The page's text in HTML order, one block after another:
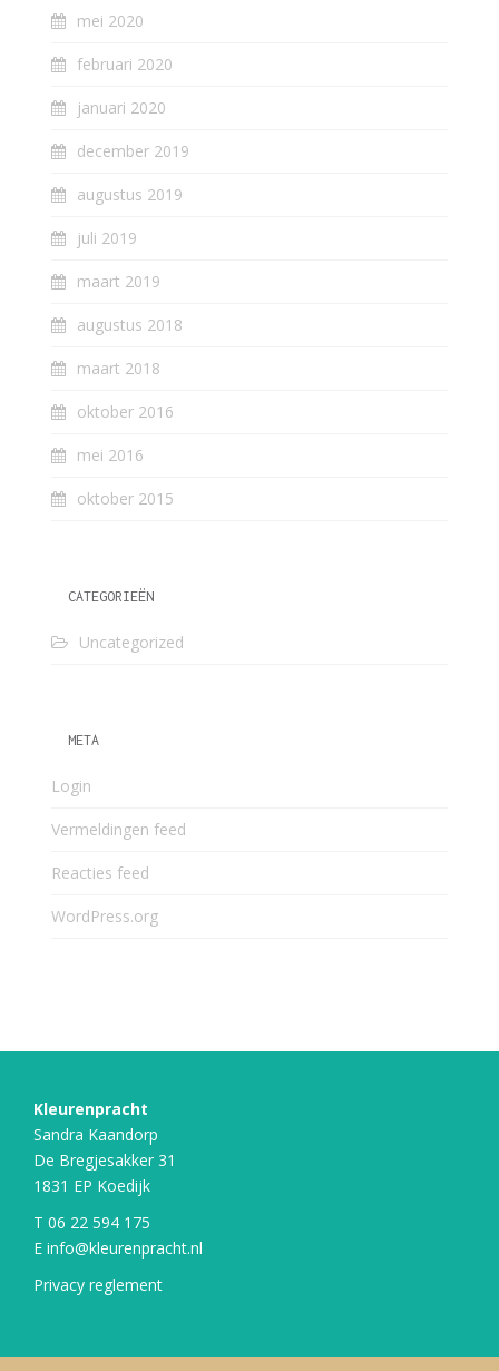
mei 2020
februari 2020
januari 2020
december 2019
augustus 2019
juli 2019
maart 2019
augustus 2018
maart 2018
oktober 2016
mei 2016
oktober 2015
CATEGORIEËN
Uncategorized
META
Login
Vermeldingen feed
Reacties feed
WordPress.org
Kleurenpracht
Sandra Kaandorp
De Bregjesakker 31
1831 EP Koedijk
T 06 22 594 175
E info@kleurenpracht.nl
Privacy reglement